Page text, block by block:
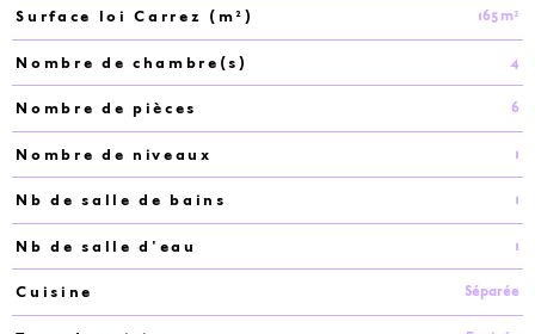
Surface loi Carrez (m²) 165 m²
Nombre de chambre(s) 4
Nombre de pièces 6
Nombre de niveaux 1
Nb de salle de bains 1
Nb de salle d'eau 1
Cuisine Séparée